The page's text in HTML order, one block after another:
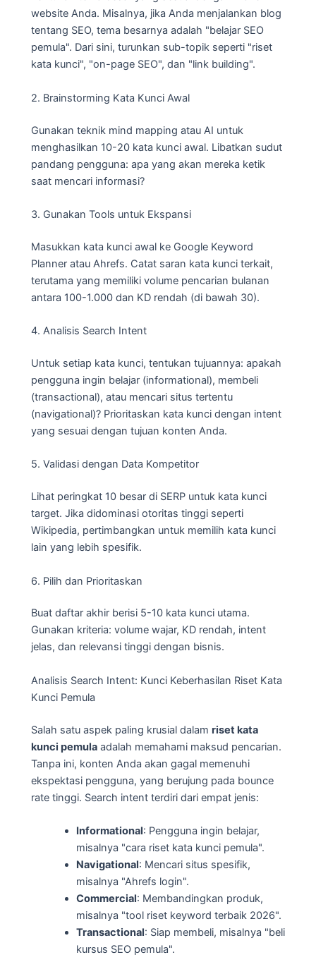
website Anda. Misalnya, jika Anda menjalankan blog
tentang SEO, tema besarnya adalah "belajar SEO
pemula". Dari sini, turunkan sub-topik seperti "riset
kata kunci", "on-page SEO", dan "link building".
2. Brainstorming Kata Kunci Awal
Gunakan teknik mind mapping atau AI untuk
menghasilkan 10-20 kata kunci awal. Libatkan sudut
pandang pengguna: apa yang akan mereka ketik
saat mencari informasi?
3. Gunakan Tools untuk Ekspansi
Masukkan kata kunci awal ke Google Keyword
Planner atau Ahrefs. Catat saran kata kunci terkait,
terutama yang memiliki volume pencarian bulanan
antara 100-1.000 dan KD rendah (di bawah 30).
4. Analisis Search Intent
Untuk setiap kata kunci, tentukan tujuannya: apakah
pengguna ingin belajar (informational), membeli
(transactional), atau mencari situs tertentu
(navigational)? Prioritaskan kata kunci dengan intent
yang sesuai dengan tujuan konten Anda.
5. Validasi dengan Data Kompetitor
Lihat peringkat 10 besar di SERP untuk kata kunci
target. Jika didominasi otoritas tinggi seperti
Wikipedia, pertimbangkan untuk memilih kata kunci
lain yang lebih spesifik.
6. Pilih dan Prioritaskan
Buat daftar akhir berisi 5-10 kata kunci utama.
Gunakan kriteria: volume wajar, KD rendah, intent
jelas, dan relevansi tinggi dengan bisnis.
Analisis Search Intent: Kunci Keberhasilan Riset Kata
Kunci Pemula
Salah satu aspek paling krusial dalam riset kata
kunci pemula adalah memahami maksud pencarian.
Tanpa ini, konten Anda akan gagal memenuhi
ekspektasi pengguna, yang berujung pada bounce
rate tinggi. Search intent terdiri dari empat jenis:
Informational: Pengguna ingin belajar,
misalnya "cara riset kata kunci pemula".
Navigational: Mencari situs spesifik,
misalnya "Ahrefs login".
Commercial: Membandingkan produk,
misalnya "tool riset keyword terbaik 2026".
Transactional: Siap membeli, misalnya "beli
kursus SEO pemula".